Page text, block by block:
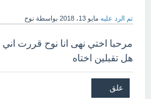
تم الرد عليه مايو 13، 2018 بواسطة نوح
مرحبا اختي نهى انا نوح قررت
هل تقبلين اختاه